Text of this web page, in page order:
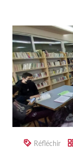
Réfléchir